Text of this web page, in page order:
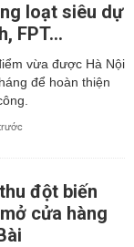
loạt siêu dự
FPT...
vừa được Hà Nội
để hoàn thiện
đột biến
cửa hàng